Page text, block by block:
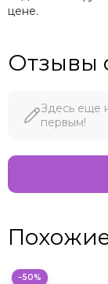
цене.
Отзывы
Здесь еще
первым!
−50%